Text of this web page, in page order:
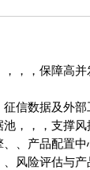
，，保障高并
数据及外部工商
，，，支撑风
、产品配置中
、风险评估与产